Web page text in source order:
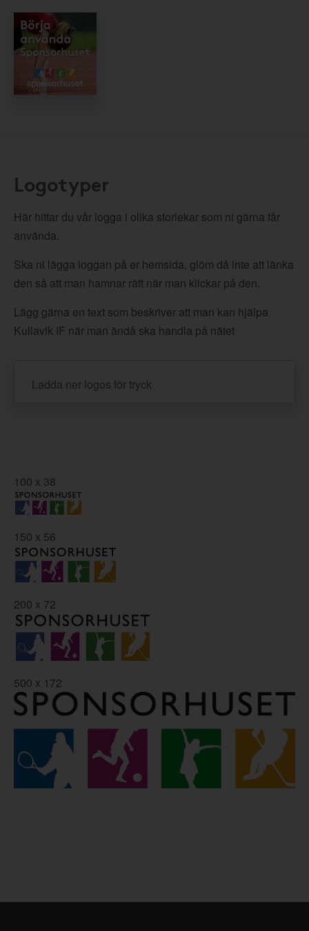
Logotyper
Här hittar du vår logga i olika storlekar som ni gärna får
använda.
Ska ni lägga loggan på er hemsida, glöm då inte att länka
den så att man hamnar rätt när man klickar på den.
Lägg gärna en text som beskriver att man kan hjälpa
Kullavik IF när man ändå ska handla på nätet
Ladda ner logos för tryck
100 x 38
150 x 56
200 x 72
500 x 172